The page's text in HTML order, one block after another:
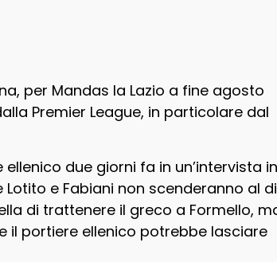
per Mandas la Lazio a fine agosto
Premier League, in particolare dal
due giorni fa in un’intervista in
e Fabiani non scenderanno al di
di trattenere il greco a Formello,
il portiere ellenico potrebbe lasciare